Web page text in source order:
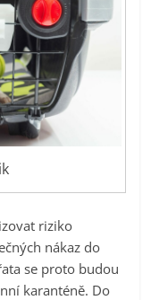
riziko
nákaz do
se proto budou
karanténě. Do